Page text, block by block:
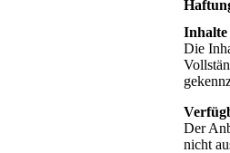
Inhalte
Die
Der
nicht